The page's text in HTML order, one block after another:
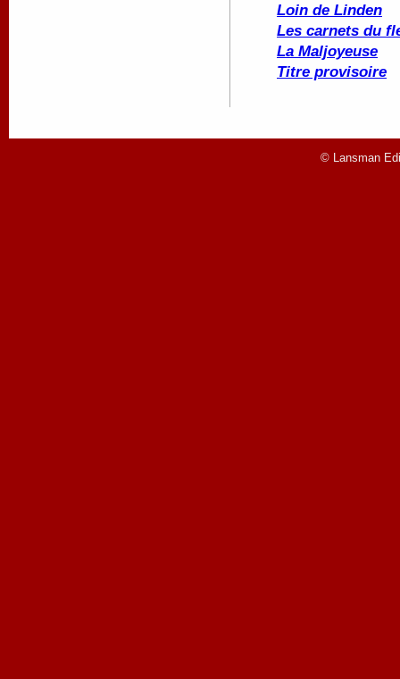
Loin de Linden
Les carnets du
La Maljoyeuse
Titre provisoire
© Lansman